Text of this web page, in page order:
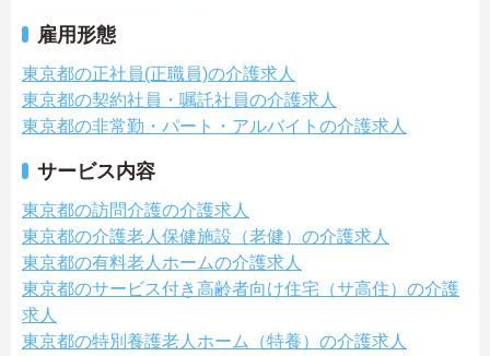
雇用形態
東京都の正社員(正職員)の介護求人
東京都の契約社員・嘱託社員の介護求人
東京都の非常勤・パート・アルバイトの介護求人
サービス内容
東京都の訪問介護の介護求人
東京都の介護老人保健施設（老健）の介護求人
東京都の有料老人ホームの介護求人
東京都のサービス付き高齢者向け住宅（サ高住）の介護
求人
東京都の特別養護老人ホーム（特養）の介護求人